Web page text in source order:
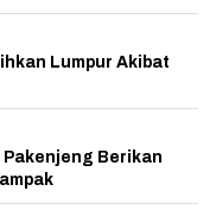
Lumpur Akibat
Berikan